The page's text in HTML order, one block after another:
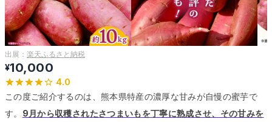
出展： 楽天ふるさと納税
¥10,000
4.0
この度ご紹介するのは、熊本県特産の濃厚な甘みが自慢の蜜芋で
す。 9月から収穫されたさつまいもを丁寧に熟成させ、その甘みを